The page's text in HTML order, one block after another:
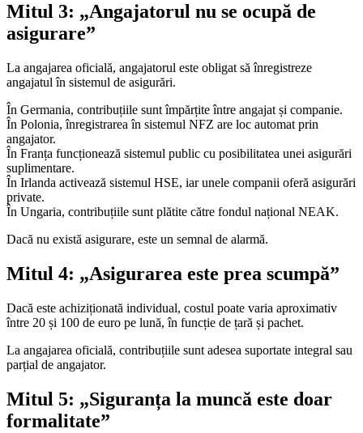
Mitul 3: „Angajatorul nu se ocupă de
asigurare”
La angajarea oficială, angajatorul este obligat să înregistreze
angajatul în sistemul de asigurări.
În Germania, contribuțiile sunt împărțite între angajat și companie.
În Polonia, înregistrarea în sistemul NFZ are loc automat prin
angajator.
În Franța funcționează sistemul public cu posibilitatea unei asigurări
suplimentare.
În Irlanda activează sistemul HSE, iar unele companii oferă asigurări
private.
În Ungaria, contribuțiile sunt plătite către fondul național NEAK.
Dacă nu există asigurare, este un semnal de alarmă.
Mitul 4: „Asigurarea este prea scumpă”
Dacă este achiziționată individual, costul poate varia aproximativ
între 20 și 100 de euro pe lună, în funcție de țară și pachet.
La angajarea oficială, contribuțiile sunt adesea suportate integral sau
parțial de angajator.
Mitul 5: „Siguranța la muncă este doar
formalitate”